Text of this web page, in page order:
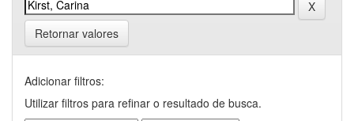
Retornar valores
Adicionar filtros:
Utilizar filtros para refinar o resultado de busca.